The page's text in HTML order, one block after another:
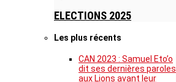
ELECTIONS 2025
Les plus récents
CAN 2023 : Samuel Eto’o
dit ses dernières paroles
aux Lions avant leur